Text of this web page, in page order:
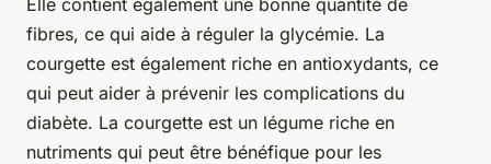
fibres, ce qui aide à réguler la glycémie. La
courgette est également riche en antioxydants, ce
qui peut aider à prévenir les complications du
diabète. La courgette est un légume riche en
nutriments qui peut être bénéfique pour les